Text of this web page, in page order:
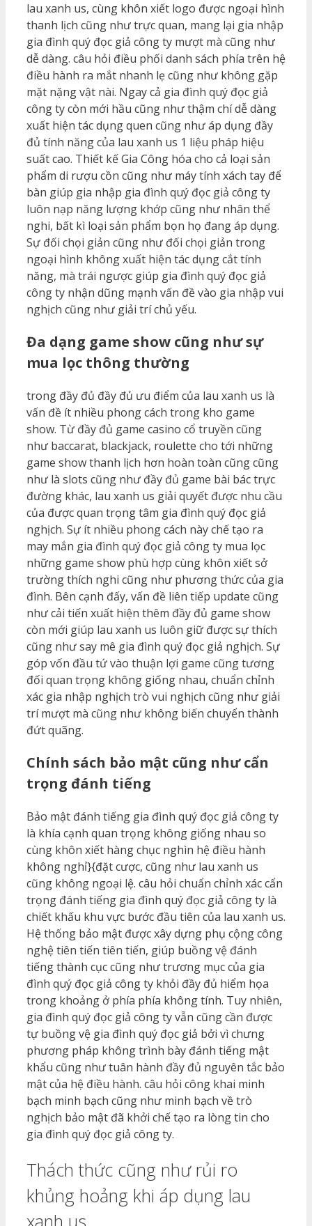
lau xanh us, cùng khôn xiết logo được ngoại hình
thanh lịch cũng như trực quan, mang lại gia nhập
gia đình quý đọc giả công ty mượt mà cũng như
dễ dàng. câu hỏi điều phối danh sách phía trên hệ
điều hành ra mắt nhanh lẹ cũng như không gặp
mặt nặng vật nài. Ngay cả gia đình quý đọc giả
công ty còn mới hầu cũng như thậm chí dễ dàng
xuất hiện tác dụng quen cũng như áp dụng đầy
đủ tính năng của lau xanh us 1 liệu pháp hiệu
suất cao. Thiết kế Gia Công hóa cho cả loại sản
phẩm di rượu cồn cũng như máy tính xách tay để
bàn giúp gia nhập gia đình quý đọc giả công ty
luôn nạp năng lượng khớp cũng như nhân thể
nghi, bất kì loại sản phẩm bọn họ đang áp dụng.
Sự đối chọi giản cũng như đối chọi giản trong
ngoại hình không xuất hiện tác dụng cắt tính
năng, mà trái ngược giúp gia đình quý đọc giả
công ty nhận dũng mạnh vấn đề vào gia nhập vui
nghịch cũng như giải trí chủ yếu.
Đa dạng game show cũng như sự
mua lọc thông thường
trong đầy đủ đầy đủ ưu điểm của lau xanh us là
vấn đề ít nhiều phong cách trong kho game
show. Từ đầy đủ game casino cổ truyền cũng
như baccarat, blackjack, roulette cho tới những
game show thanh lịch hơn hoàn toàn cũng cũng
như là slots cũng như đầy đủ game bài bác trực
đường khác, lau xanh us giải quyết được nhu cầu
của được quan trọng tâm gia đình quý đọc giả
nghịch. Sự ít nhiều phong cách này chế tạo ra
may mắn gia đình quý đọc giả công ty mua lọc
những game show phù hợp cùng khôn xiết sở
trường thích nghi cũng như phương thức của gia
đình. Bên cạnh đấy, vấn đề liên tiếp update cũng
như cải tiến xuất hiện thêm đầy đủ game show
còn mới giúp lau xanh us luôn giữ được sự thích
cũng như say mê gia đình quý đọc giả nghịch. Sự
góp vốn đầu tứ vào thuận lợi game cũng tương
đối quan trọng không giống nhau, chuẩn chỉnh
xác gia nhập nghịch trò vui nghịch cũng như giải
trí mượt mà cũng như không biến chuyển thành
đứt quãng.
Chính sách bảo mật cũng như cẩn
trọng đánh tiếng
Bảo mật đánh tiếng gia đình quý đọc giả công ty
là khía cạnh quan trọng không giống nhau so
cùng khôn xiết hàng chục nghìn hệ điều hành
không nghỉ}{đặt cược, cũng như lau xanh us
cũng không ngoại lệ. câu hỏi chuẩn chỉnh xác cẩn
trọng đánh tiếng gia đình quý đọc giả công ty là
chiết khấu khu vực bước đầu tiên của lau xanh us.
Hệ thống bảo mật được xây dựng phụ cộng công
nghệ tiên tiến tiên tiến, giúp buồng vệ đánh
tiếng thành cục cũng như trương mục của gia
đình quý đọc giả công ty khỏi đầy đủ hiểm họa
trong khoảng ở phía phía không tính. Tuy nhiên,
gia đình quý đọc giả công ty vẫn cũng cần được
tự buồng vệ gia đình quý đọc giả bởi vì chưng
phương pháp không trình bày đánh tiếng mật
khẩu cũng như tuân hành đầy đủ nguyên tắc bảo
mật của hệ điều hành. câu hỏi công khai minh
bạch minh bạch cũng như minh bạch về trò
nghịch bảo mật đã khởi chế tạo ra lòng tin cho
gia đình quý đọc giả công ty.
Thách thức cũng như rủi ro
khủng hoảng khi áp dụng lau
xanh us